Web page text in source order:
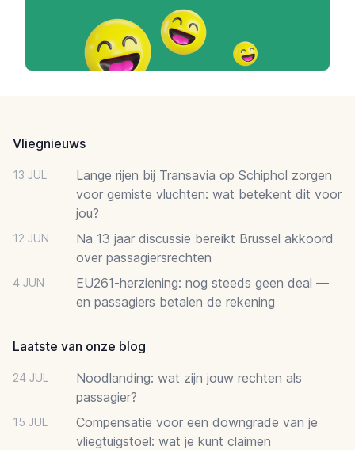
Vliegnieuws
13 JUL
Lange rijen bij Transavia op Schiphol zorgen
voor gemiste vluchten: wat betekent dit voor
jou?
12 JUN
Na 13 jaar discussie bereikt Brussel akkoord
over passagiersrechten
4 JUN
EU261-herziening: nog steeds geen deal —
en passagiers betalen de rekening
Laatste van onze blog
24 JUL
Noodlanding: wat zijn jouw rechten als
passagier?
15 JUL
Compensatie voor een downgrade van je
vliegtuigstoel: wat je kunt claimen